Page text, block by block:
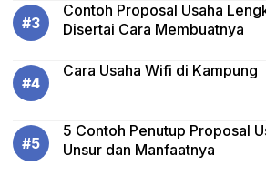
Contoh Proposal Usaha
Disertai Cara Membuatnya
Cara Usaha Wifi di Kampung
5 Contoh Penutup Proposal
Unsur dan Manfaatnya